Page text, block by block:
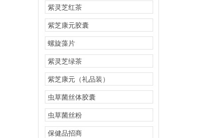
紫灵芝红茶
紫芝康元胶囊
螺旋藻片
紫灵芝绿茶
紫芝康元（礼品装）
虫草菌丝体胶囊
虫草菌丝粉
保健品招商